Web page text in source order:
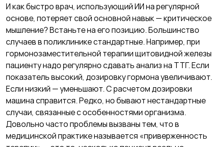
И как быстро врач, использующий ИИ на регулярной
основе, потеряет свой основной навык — критическое
мышление? Встаньте на его позицию. Большинство
случаев в поликлинике стандартные. Например, при
гормонозаместительной терапии щитовидной железы
пациенту надо регулярно сдавать анализ на ТТГ. Если
показатель высокий, дозировку гормона увеличивают.
Если низкий — уменьшают. С расчетом дозировки
машина справится. Редко, но бывают нестандартные
случаи, связанные с особенностями организма.
Довольно часто проблемы вызваны тем, что в
медицинской практике называется «приверженность